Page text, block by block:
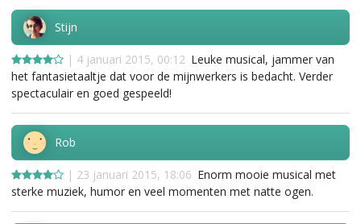
Stijn
| 4 januari 2015, 00:12 Leuke musical, jammer van
het fantasietaaltje dat voor de mijnwerkers is bedacht. Verder
spectaculair en goed gespeeld!
Rob
| 23 januari 2015, 18:06 Enorm mooie musical met
sterke muziek, humor en veel momenten met natte ogen.